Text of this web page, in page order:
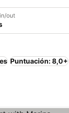
out
Puntuación: 8,0+